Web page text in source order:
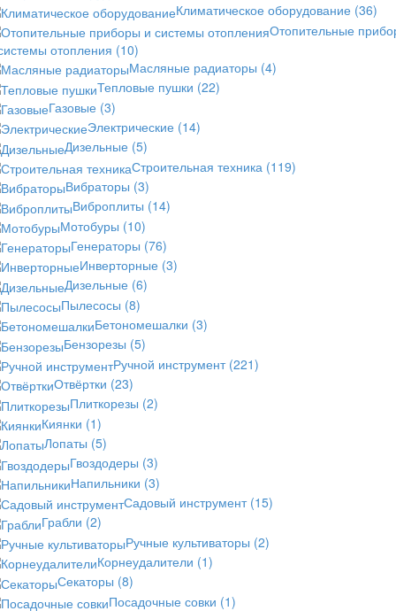
Климатическое оборудование (36)
Отопительные
отопления (10)
Масляные радиаторы (4)
Тепловые пушки (22)
Газовые (3)
Электрические (14)
Дизельные (5)
Строительная техника (119)
Вибраторы (3)
Виброплиты (14)
Мотобуры (10)
Генераторы (76)
Инверторные (3)
Дизельные (6)
Пылесосы (8)
Бетономешалки (3)
Бензорезы (5)
Ручной инструмент (221)
Отвёртки (23)
Плиткорезы (2)
Киянки (1)
Лопаты (5)
Гвоздодеры (3)
Напильники (3)
Садовый инструмент (15)
Грабли (2)
Ручные культиваторы (2)
Корнеудалители (1)
Секаторы (8)
Посадочные совки (1)